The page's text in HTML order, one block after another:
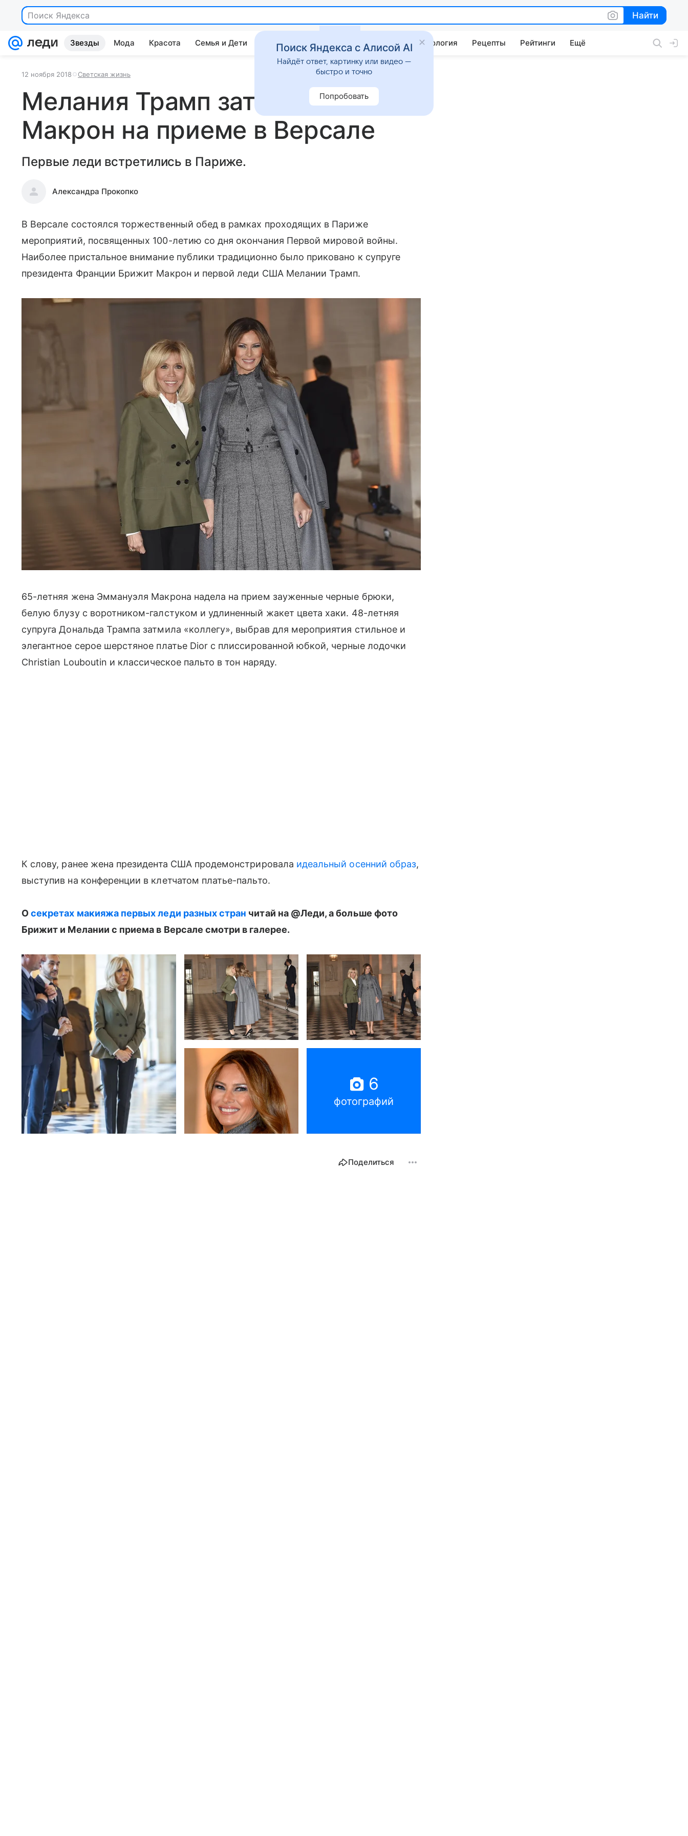
Поиск Яндекса Найти
Найти
Звезды Мода Красота Семья и Дети Дом Гороскопы Стиль жизни Психология Рецепты Рейтинги Ещё
12 ноября 2018 Светская жизнь
Мелания Трамп затмила Брижит
Макрон на приеме в Версале
Первые леди встретились в Париже.
Александра Прокопко
В Версале состоялся торжественный обед в рамках проходящих в Париже
мероприятий, посвященных 100-летию со дня окончания Первой мировой войны.
Наиболее пристальное внимание публики традиционно было приковано к супруге
президента Франции Брижит Макрон и первой леди США Мелании Трамп.
65-летняя жена Эммануэля Макрона надела на прием зауженные черные брюки,
белую блузу с воротником-галстуком и удлиненный жакет цвета хаки. 48-летняя
супруга Дональда Трампа затмила «коллегу», выбрав для мероприятия стильное и
элегантное серое шерстяное платье Dior с плиссированной юбкой, черные лодочки
Christian Louboutin и классическое пальто в тон наряду.
К слову, ранее жена президента США продемонстрировала идеальный осенний образ,
выступив на конференции в клетчатом платье-пальто.
Осекретах макияжа первых леди разных стран читай на @Леди, а больше фото
Брижит и Мелании с приема в Версале смотри в галерее.
6
фотографий
Поделиться
Поиск Яндекса с Алисой AI
Найдёт ответ, картинку или видео —
быстро и точно
Попробовать